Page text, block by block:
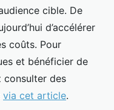
cible. De
d’accélérer
coûts. Pour
et bénéficier de
consulter des
via cet article.